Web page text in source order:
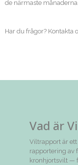
de närmaste
Har du frågor? Kontakta
Vad är
Viltrapport är
rapportering av
kronhjortsvilt —